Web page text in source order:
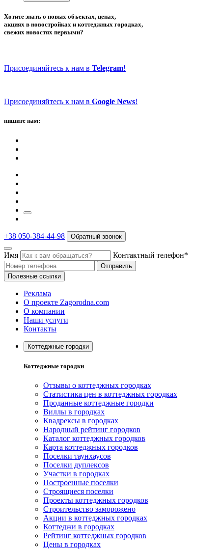
Хотите знать о новых объектах, ценах,
акциях в новостройках и коттеджных городках,
свежих новостях первыми?
Присоединяйтесь к нам в Telegram!
Присоединяйтесь к нам в Google News!
пишите нам:
+38 050-384-44-98 Обратный звонок
Имя Контактный телефон*
Отправить
Полезные ссылки
Реклама
О проекте Zagorodna.com
О компании
Наши услуги
Контакты
Коттеджные городки
Коттеджные городки
Отзывы о коттеджных городках
Статистика цен в коттеджных городках
Проданные коттеджные городки
Виллы в городках
Квадрексы в городках
Народный рейтинг городков
Каталог коттеджных городков
Карта коттеджных городков
Поселки таунхаусов
Поселки дуплексов
Участки в городках
Построенные поселки
Строящиеся поселки
Проекты коттеджных городков
Строительство заморожено
Акции в коттеджных городках
Коттеджи в городках
Рейтинг коттеджных городков
Цены в городках